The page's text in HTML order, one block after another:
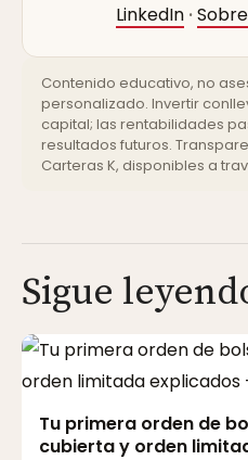
LinkedIn ·
Contenido educativo, no
personalizado. Invertir
capital; las rentabilidades
resultados futuros.
Carteras K, disponibles a
Sigue
Tu primera orden de
cubierta y orden